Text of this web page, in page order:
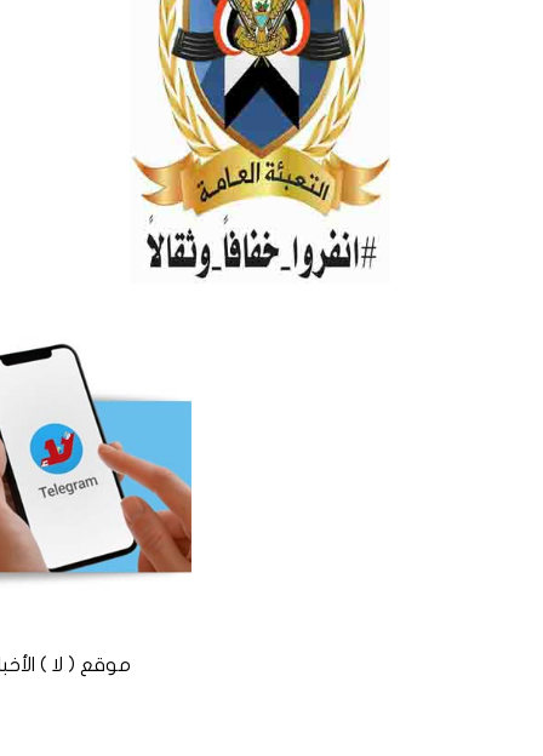
موقع ( لا ) الأخباري المستقل ©